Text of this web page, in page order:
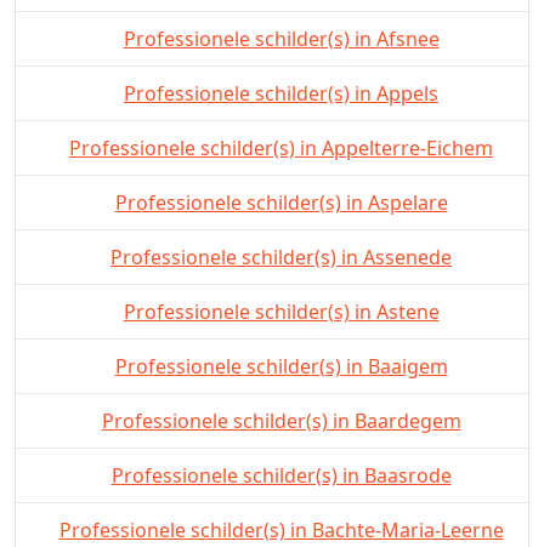
Professionele schilder(s) in Afsnee
Professionele schilder(s) in Appels
Professionele schilder(s) in Appelterre-Eichem
Professionele schilder(s) in Aspelare
Professionele schilder(s) in Assenede
Professionele schilder(s) in Astene
Professionele schilder(s) in Baaigem
Professionele schilder(s) in Baardegem
Professionele schilder(s) in Baasrode
Professionele schilder(s) in Bachte-Maria-Leerne